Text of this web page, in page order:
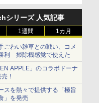
シリーズ 人気記事
1週間 1カ月
ごわい雑草との戦い、コメ
利 掃除機感覚で使えた
APPLE」のコラボドーナ
！
スを熱々で提供する「極旨
」を発売